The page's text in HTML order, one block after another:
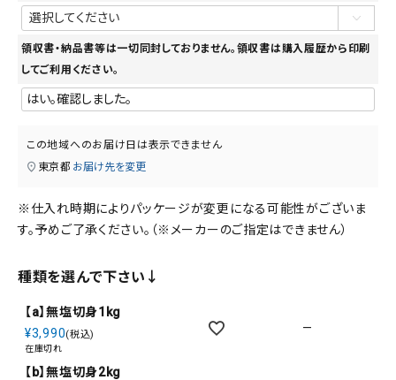
領収書・納品書等は一切同封しておりません。領収書は購入履歴から印刷
してご利用ください。
この地域へのお届け日は表示できません
東京都 お届け先を変更
※仕入れ時期によりパッケージが変更になる可能性がございま
す。予めご了承ください。（※メーカーのご指定はできません）
種類を選んで下さい↓
【a】無塩切身1kg
¥3,990 税込
在庫切れ
—
【b】無塩切身2kg